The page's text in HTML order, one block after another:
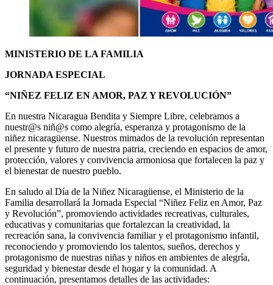
MINISTERIO DE LA FAMILIA
JORNADA ESPECIAL
“NIÑEZ FELIZ EN AMOR, PAZ Y REVOLUCIÓN”
En nuestra Nicaragua Bendita y Siempre Libre, celebramos a
nuestr@s niñ@s como alegría, esperanza y protagonismo de la
niñez nicaragüense. Nuestros mimados de la revolución representan
el presente y futuro de nuestra patria, creciendo en espacios de amor,
protección, valores y convivencia armoniosa que fortalecen la paz y
el bienestar de nuestro pueblo.
En saludo al Día de la Niñez Nicaragüense, el Ministerio de la
Familia desarrollará la Jornada Especial “Niñez Feliz en Amor, Paz
y Revolución”, promoviendo actividades recreativas, culturales,
educativas y comunitarias que fortalezcan la creatividad, la
recreación sana, la convivencia familiar y el protagonismo infantil,
reconociendo y promoviendo los talentos, sueños, derechos y
protagonismo de nuestras niñas y niños en ambientes de alegría,
seguridad y bienestar desde el hogar y la comunidad. A
continuación, presentamos detalles de las actividades: